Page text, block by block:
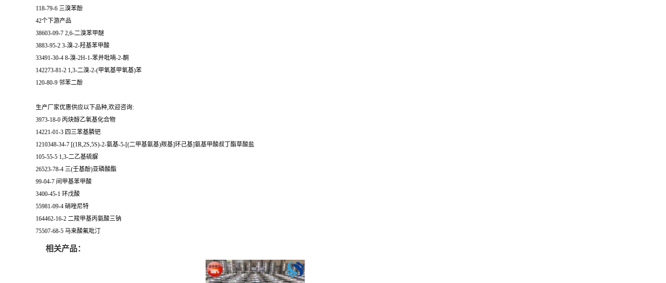
118-79-6 三溴苯酚
42个下游产品
38603-09-7 2,6-二溴苯甲醚
3883-95-2 3-溴-2-羟基苯甲酸
33491-30-4 8-溴-2H-1-苯并吡喃-2-酮
142273-81-2 1,3-二溴-2-(甲氧基甲氧基)苯
120-80-9 邻苯二酚
生产厂家优惠供应以下品种,欢迎咨询:
3973-18-0 丙炔醇乙氧基化合物
14221-01-3 四三苯基膦钯
1210348-34-7 [(1R,2S,5S)-2-氨基-5-[(二甲基氨基)羰基]环己基]氨基甲酸叔丁酯草酸盐
105-55-5 1,3-二乙基硫脲
26523-78-4 三(壬基酚)亚磷酸酯
99-04-7 间甲基苯甲酸
3400-45-1 环戊酸
55981-09-4 硝唑尼特
164462-16-2 二羧甲基丙氨酸三钠
75507-68-5 马来酸氟吡汀
相关产品：